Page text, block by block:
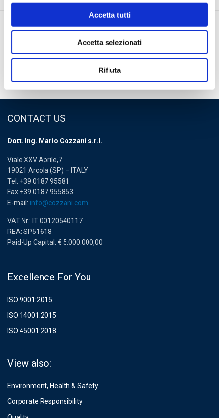
Accetta tutti
Accetta selezionati
Rifiuta
Newsletter Area
Download Area
Cozzani ByYourSide
CONTACT US
Dott. Ing. Mario Cozzani s.r.l.
Viale XXV Aprile,7
19021 Arcola (SP) – ITALY
Tel. +39 0187 95581
Fax +39 0187 955853
E-mail: info@cozzani.com
VAT Nr.: IT 00120540117
REA: SP51618
Paid-Up Capital: € 5.000.000,00
Excellence For You
ISO 9001:2015
ISO 14001:2015
ISO 45001:2018
View also:
Environment, Health & Safety
Corporate Responsibility